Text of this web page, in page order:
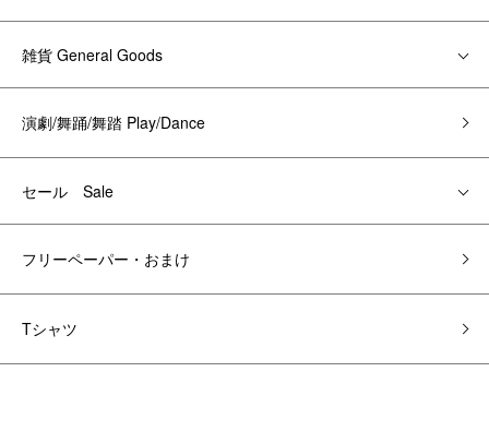
雑貨 General Goods
演劇/舞踊/舞踏 Play/Dance
セール Sale
フリーペーパー・おまけ
Tシャツ